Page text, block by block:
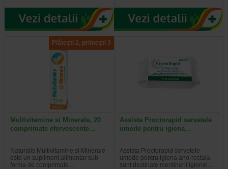
Plătești 2, primești 3
Multivitamine si Minerale, 20
comprimate efervescente…
Naturalis Multivitamine si Minerale
este un supliment alimentar sub
forma de comprimate…
Assista Proctorapid servetele
umede pentru igiena…
Assista Proctorapid servetele
umede pentru igiena ano-rectala
sunt destinate mentinerii igienei…